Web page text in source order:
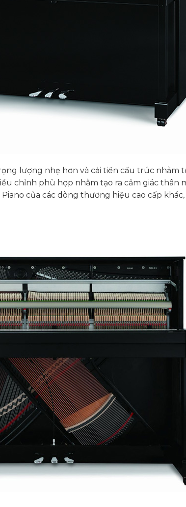
lượng nhẹ hơn và cải tiến cấu trúc nhằm
chỉnh phù hợp nhằm tạo ra cảm giác thân
của các dòng thương hiệu cao cấp